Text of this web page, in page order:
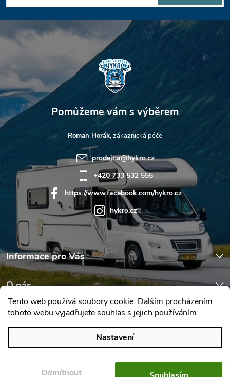
Tento web používá soubory cookie. Dalším procházením
tohoto webu vyjadřujete souhlas s jejich používáním.
Nastavení
Odmítnout
a
t
í
Informace pro Vás
O nás
Hodnocení obchodu
Roman Horák
prodejna@hykro.cz
+420 733 532 555
https://www.facebook.com/hykro.cz
hykro.cz
Copyright 2026Karavany Hykro. Všechna práva vyhrazena.Upravit
nastavení cookies